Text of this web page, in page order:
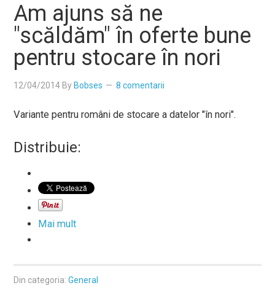
Am ajuns să ne
"scăldăm" în oferte bune
pentru stocare în nori
12/04/2014 By Bobses 8 comentarii
Variante pentru români de stocare a datelor "în nori".
Distribuie:
Mai mult
Din categoria:General